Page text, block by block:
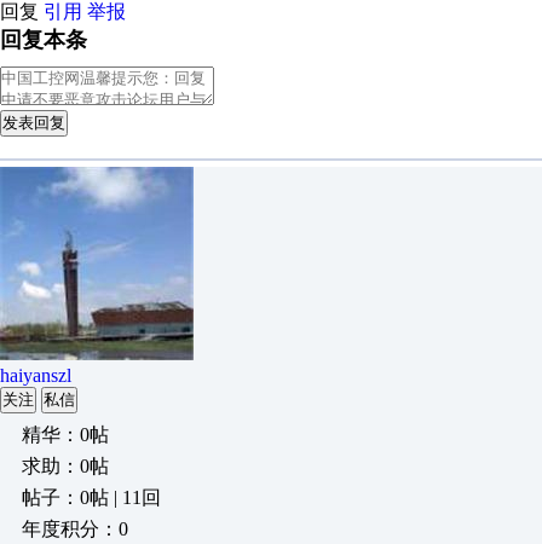
回复 引用 举报
回复本条
发表回复
haiyanszl
关注 私信
精华：0帖
求助：0帖
帖子：0帖 | 11回
年度积分：0